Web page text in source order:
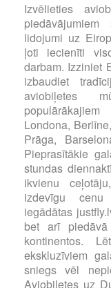
Izvēlieties
lidojumi uz
ļoti iecienīti
darbam. Izziniet
izbaudiet
aviobiļetes
Londona,
Prāga,
Pieprasītākie
stundas
ikvienu
izdevīgu cenu
iegādātas
bet arī
kontinentos.
ekskluzīviem
sniegs vēl
Aviobiļetes uz